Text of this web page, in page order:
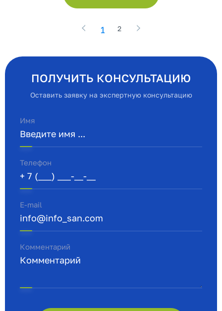
1 2
ПОЛУЧИТЬ КОНСУЛЬТАЦИЮ
Оставить заявку на экспертную консультацию
Имя
Телефон
E-mail
Комментарий